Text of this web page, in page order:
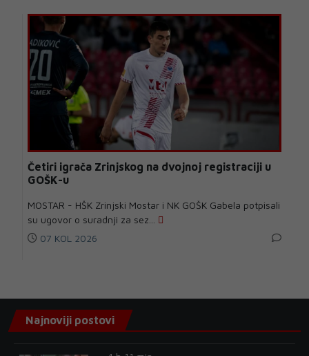
Četiri igrača Zrinjskog na dvojnoj registraciji u
GOŠK-u
MOSTAR - HŠK Zrinjski Mostar i NK GOŠK Gabela potpisali
su ugovor o suradnji za sez...
07 KOL 2026
Najnoviji postovi